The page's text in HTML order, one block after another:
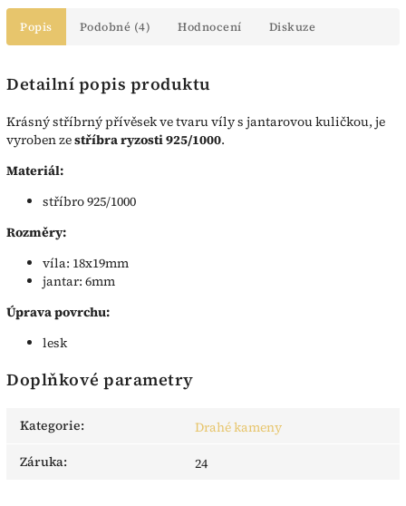
Popis Podobné (4) Hodnocení Diskuze
Detailní popis produktu
Krásný stříbrný přívěsek ve tvaru víly s jantarovou kuličkou, je
vyroben zestříbra ryzosti 925/1000.
Materiál:
stříbro 925/1000
Rozměry:
víla: 18x19mm
jantar: 6mm
Úprava povrchu:
lesk
Doplňkové parametry
Kategorie:
Drahé kameny
Záruka: 24